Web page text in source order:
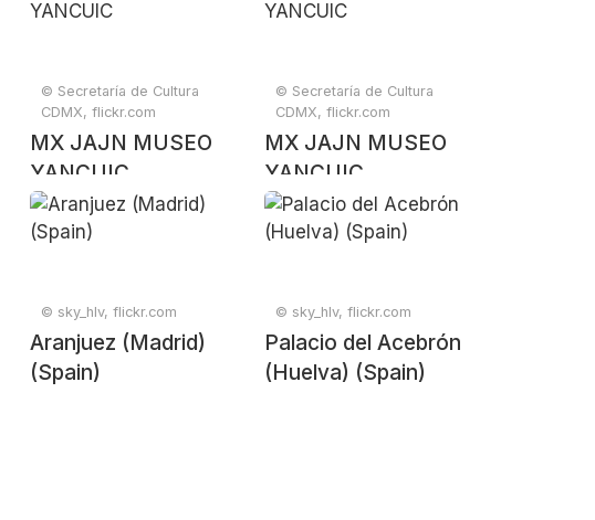
© Secretaría de Cultura
CDMX, flickr.com
MX JAJN MUSEO
YANCUIC
© Secretaría de Cultura
CDMX, flickr.com
MX JAJN MUSEO
YANCUIC
© sky_hlv, flickr.com
Aranjuez (Madrid)
(Spain)
© sky_hlv, flickr.com
Palacio del Acebrón
(Huelva) (Spain)